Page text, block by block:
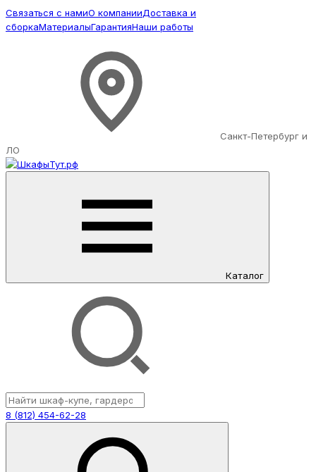
Связаться с намиО компанииДоставка и
сборкаМатериалыГарантияНаши работы
Санкт-Петербург и
ЛО
Каталог
8 (812) 454-62-28